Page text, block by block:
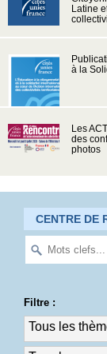
Latine
à la
Les
des
photos
CENTRE DE
Filtre :